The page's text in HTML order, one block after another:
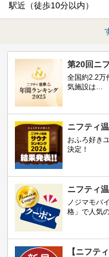
駅近（徒歩10分以内）
第20回ニ
全国約2.2万
気施設は…
ニフティ
おふろ好き
決定！
ニフティ
ノジマモバ
格」で人気
【ニフテ